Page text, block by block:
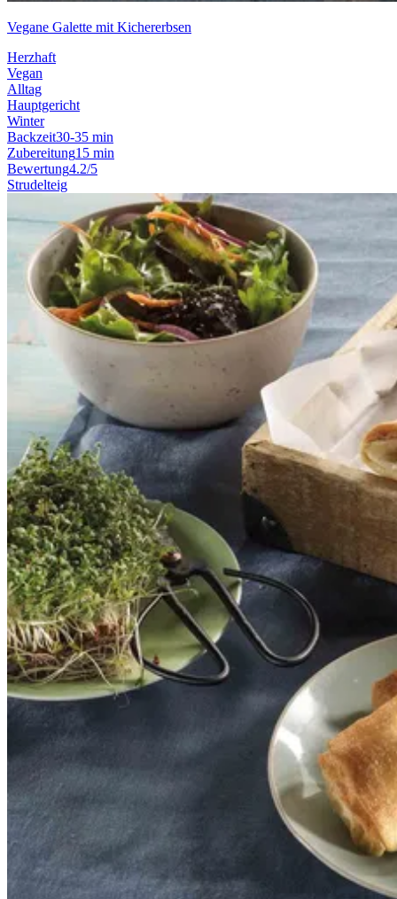
Vegane Galette mit Kichererbsen
Herzhaft
Vegan
Alltag
Hauptgericht
Winter
Backzeit30-35 min
Zubereitung15 min
Bewertung4.2/5
Strudelteig